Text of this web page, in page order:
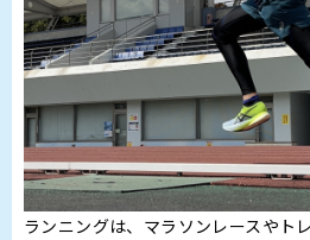
ランニングは、マラソンレースやト